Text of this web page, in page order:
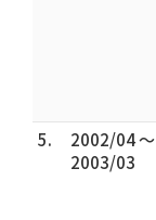
5.
2002/04 ～
2003/03